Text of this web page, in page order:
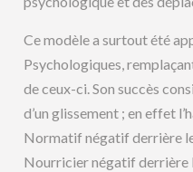
Ce modèle a surtout été
Psychologiques,
de ceux-ci. Son succès
d’un glissement ; en effet
Normatif négatif derrière
Nourricier négatif derrière